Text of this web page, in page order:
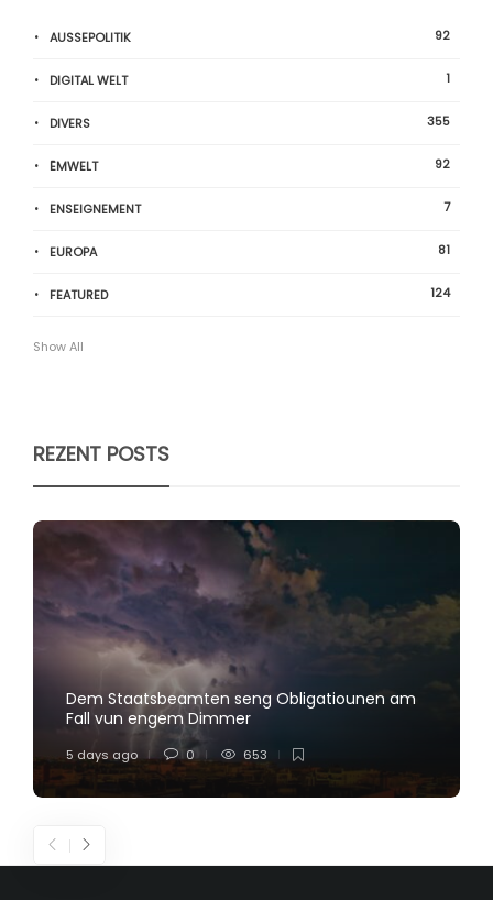
AUSSEPOLITIK 92
DIGITAL WELT 1
DIVERS 355
ËMWELT 92
ENSEIGNEMENT 7
EUROPA 81
FEATURED 124
Show All
REZENT POSTS
Dem Staatsbeamten seng Obligatiounen am
Fall vun engem Dimmer
5 days ago 0 653